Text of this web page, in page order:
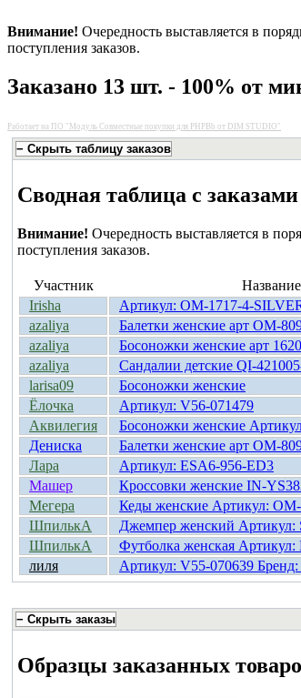
Внимание! Очередность выставляется в
поступления заказов.
Заказано 13 шт. - 100% от
Работает на ПО "Модуль Совместные покупки для PHPBb от DIM STUDIO"
Сводная таблица с
Внимание! Очередность выставляется в
поступления заказов.
Участник Название
Irisha
Артикул: OM-1717-4-
azaliya
Балетки женские арт OM-
azaliya
Босоножки женские арт
azaliya
Сандалии детские QI-
larisa09
Босоножки женские
Ёлочка
Артикул: V56-071479
Аквилегия
Босоножки женские
Дениска
Балетки женские арт OM-
Лара
Артикул: ESA6-956-ED3
Машер
Кроссовки женские IN-
Мегера
Кеды женские Артикул:
ШпилькА
Джемпер женский Артикул:
ШпилькА
Футболка женская Артикул:
лиля
Артикул: V55-070639 Бренд:
Образцы заказанных